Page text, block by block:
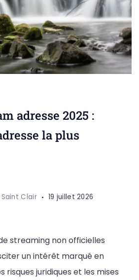
adresse 2025 :
la plus
Saint Clair 19 juillet 2026
streaming non officielles
un intérêt marqué en
risques juridiques et les mises